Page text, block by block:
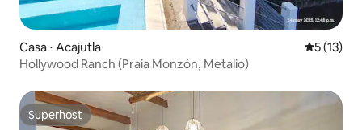
Casa ⋅ Acajutla 5 de uma
5 (13)
Hollywood Ranch (Praia Monzón, Metalio)
Superhost
Superhost